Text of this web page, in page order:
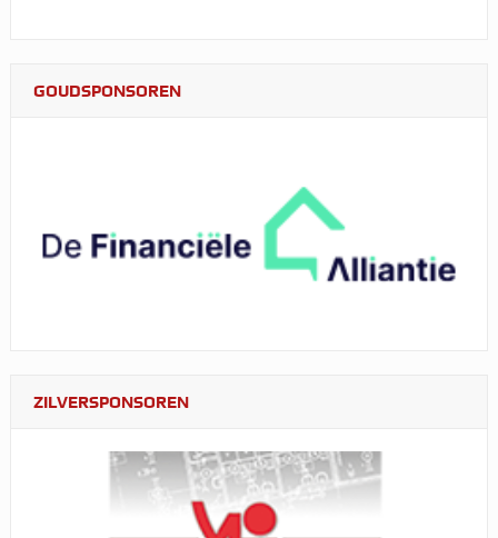
GOUDSPONSOREN
ZILVERSPONSOREN